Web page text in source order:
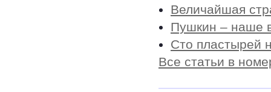
Величайшая
Пушкин – наше
Сто пластырей
Все статьи в